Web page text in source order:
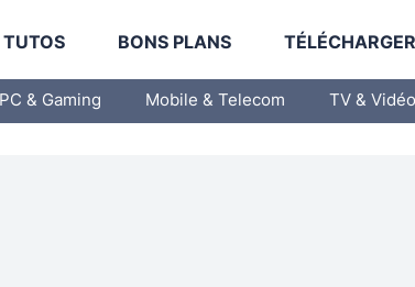
TUTOS BONS PLANS
PC & Gaming Mobile & Telecom TV & Vidéo